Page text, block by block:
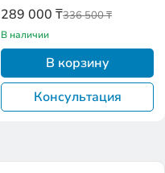
289 000 ₸336 500 ₸
В наличии
В корзину
Консультация